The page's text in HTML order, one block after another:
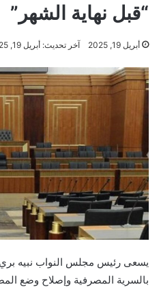
“قبل نهاية الشهر”
أبريل 19, 2025 آخر تحديث: أبريل 19, 2025
يسعى رئيس مجلس النواب نبيه بري
بالسرية المصرفية وإصلاح وضع